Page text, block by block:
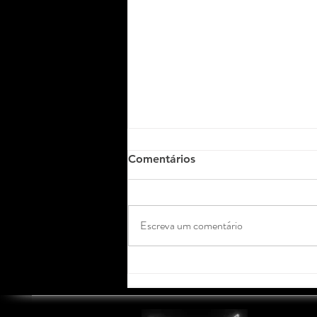
Comentários
Escreva um comentário